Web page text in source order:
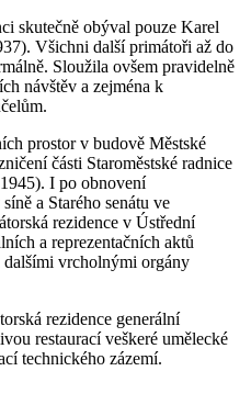
skutečně obýval pouze Karel
Všichni další primátoři až do
Sloužila ovšem pravidelně
návštěv a zejména k
prostor v budově Městské
části Staroměstské radnice
I po obnovení
a Starého senátu ve
rezidence v Ústřední
a reprezentačních aktů
vrcholnými orgány
rezidence generální
restaurací veškeré umělecké
technického zázemí.